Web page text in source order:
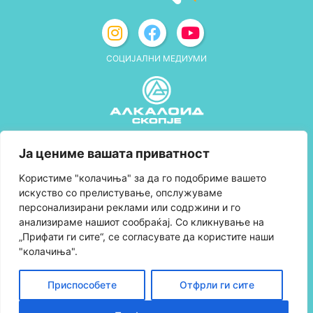
Ја цениме вашата приватност
Kористиме "колачиња" за да го подобриме вашето
искуство со прелистување, опслужуваме
персонализирани реклами или содржини и го
анализираме нашиот сообраќај. Со кликнување на
„Прифати ги сите“, се согласувате да користите наши
"колачиња".
Приспособете Отфрли ги сите
СОЦИЈАЛНИ МЕДИУМИ
Правила и услови за користење
Политика за колачиња
Правила за учество во програмата за
лојалност и политика за собирање поени
Контактирајте нè